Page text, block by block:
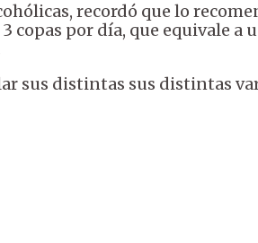
recordó que lo
copas por día, que equivale a
sus distintas sus distintas